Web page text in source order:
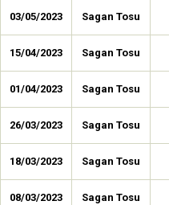
03/05/2023 Sagan Tosu
15/04/2023 Sagan Tosu
01/04/2023 Sagan Tosu
26/03/2023 Sagan Tosu
18/03/2023 Sagan Tosu
08/03/2023 Sagan Tosu